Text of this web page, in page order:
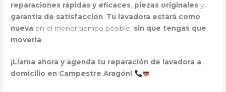
reparaciones rápidas y eficaces piezas originales y
garantía de satisfacción Tu lavadora estará como
nueva en el menor tiempo posible, sin que tengas que
moverla
¡Llama ahora y agenda tu reparación de lavadora a
domicilio en Campestre Aragón!